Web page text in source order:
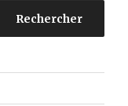
Rechercher